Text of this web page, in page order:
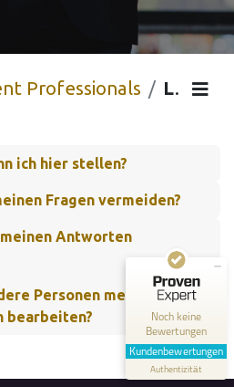
Professionals Leitfaden
ich hier stellen?
Fragen vermeiden?
Antworten
Personen meine
bearbeiten?
Noch keine
Bewertungen
Kundenbewertungen
Authentizität
cxm.consulting
0,00 / 5,00
Erfahren Sie mehr über dieses Bewertungssiegel
Profil ansehen